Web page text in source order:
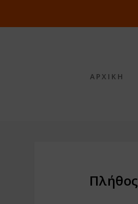
ΑΡΧΙΚΗ